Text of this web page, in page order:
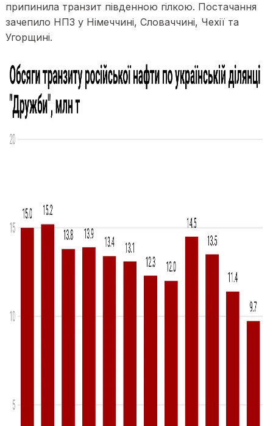
припинила транзит південною гілкою. Постачання
зачепило НПЗ у Німеччині, Словаччині, Чехії та
Угорщині.